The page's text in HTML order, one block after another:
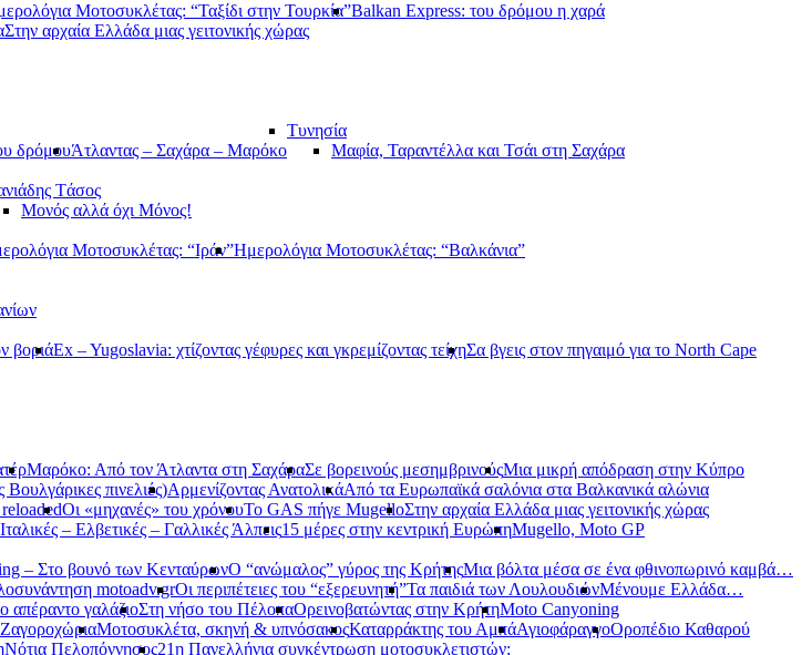
Μοτοσυκλέτας: “Ταξίδι στην Τουρκία”Balkan Express: του δρόμου η χαρά
Στην αρχαία Ελλάδα μιας γειτονικής χώρας
δρόμουΆτλαντας – Σαχάρα – Μαρόκο
Τυνησία
Μαφία, Ταραντέλλα και Τσάι στη Σαχάρα
Tάσος
Μονός αλλά όχι Μόνος!
Μοτοσυκλέτας: “Ιράν”Ημερολόγια Μοτοσυκλέτας: “Βαλκάνια”
βοριάEx – Yugoslavia: χτίζοντας γέφυρες και γκρεμίζοντας τείχηΣα βγεις στον πηγαιμό για το North Cape
Μαρόκο: Από τον Άτλαντα στη ΣαχάραΣε βορεινούς μεσημβρινούςΜια μικρή απόδραση στην Κύπρο
πινελιές)Αρμενίζοντας ΑνατολικάΑπό τα Ευρωπαϊκά σαλόνια στα Βαλκανικά αλώνια
Οι «μηχανές» του χρόνουΤο GAS πήγε MugelloΣτην αρχαία Ελλάδα μιας γειτονικής χώρας
Ιταλικές – Ελβετικές – Γαλλικές Άλπεις15 μέρες στην κεντρική ΕυρώπηMugello, Moto GP
– Στο βουνό των ΚενταύρωνΟ “ανώμαλος” γύρος της ΚρήτηςΜια βόλτα μέσα σε ένα φθινοπωρινό καμβά…
motoadv.grΟι περιπέτειες του “εξερευνητή”Τα παιδιά των ΛουλουδιώνΜένουμε Ελλάδα…
απέραντο γαλάζιοΣτη νήσο του ΠέλοπαΟρεινοβατώντας στην ΚρήτηMoto Canyoning
ΖαγοροχώριαΜοτοσυκλέτα, σκηνή & υπνόσακοςΚαταρράκτης του ΑμπάΑγιοφάραγγοΟροπέδιο Καθαρού
Νότια Πελοπόννησος21η Πανελλήνια συγκέντρωση μοτοσυκλετιστών;